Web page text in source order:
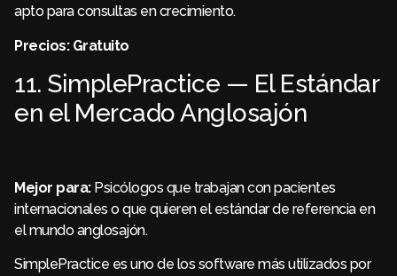
apto para consultas en crecimiento.
Precios: Gratuito
11. SimplePractice — El Estándar
en el Mercado Anglosajón
Mejor para:Psicólogos que trabajan con pacientes
internacionales o que quieren el estándar de referencia en
el mundo anglosajón.
SimplePractice es uno de los software más utilizados por